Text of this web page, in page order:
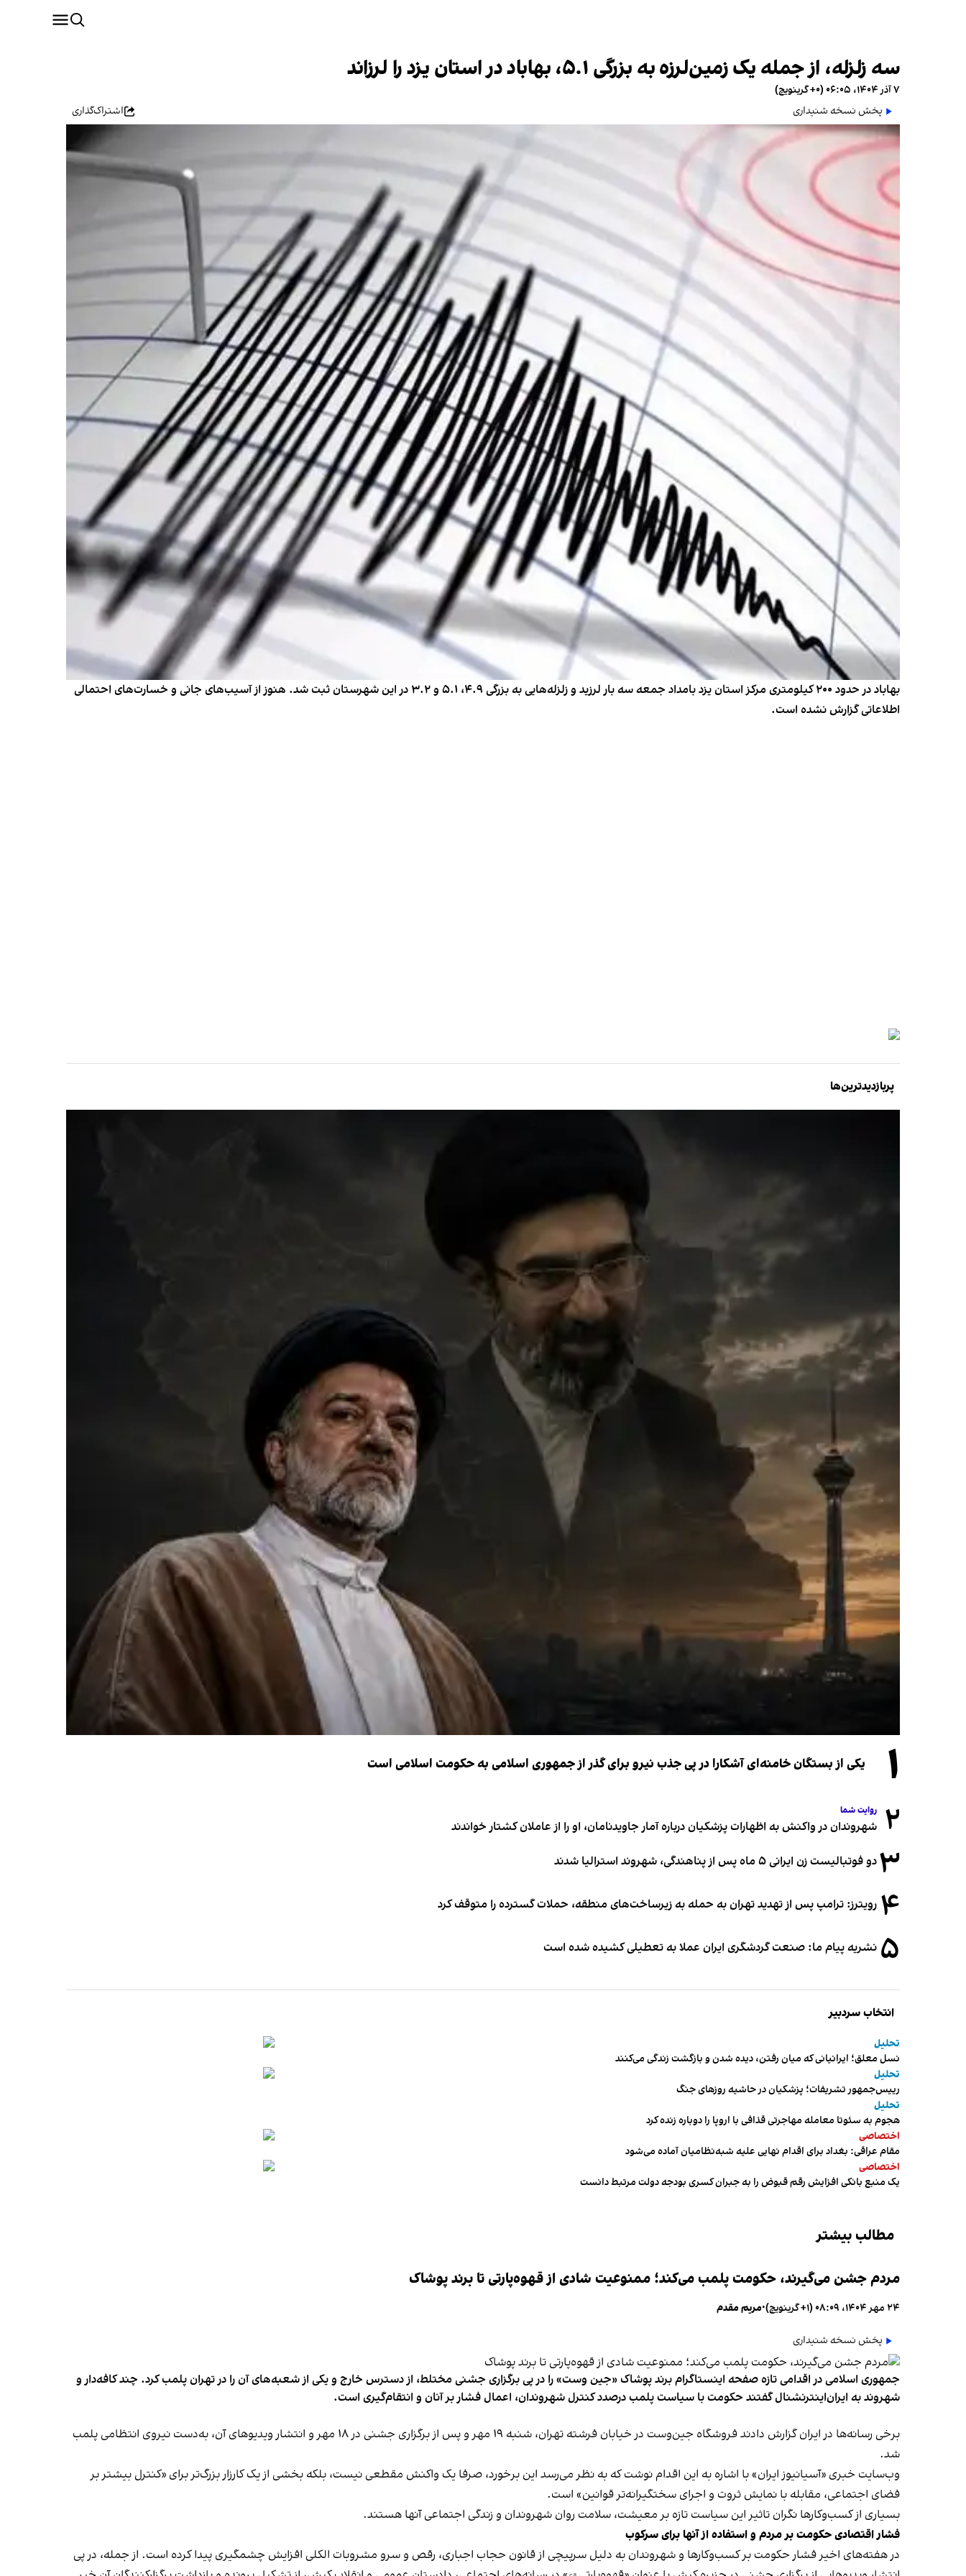
سه زلزله، از جمله یک زمین‌لرزه به بزرگی ۵.۱، بهاباد در استان یزد را لرزاند
۷ آذر ۱۴۰۴، ۰۶:۰۵ (‎+۰ گرینویچ)
پخش نسخه شنیداری
اشتراک‌گذاری
بهاباد در حدود ۲۰۰ کیلومتری مرکز استان یزد بامداد جمعه سه بار لرزید و زلزله‌هایی به بزرگی ۴.۹، ۵.۱ و ۳.۲ در این شهرستان ثبت شد. هنوز از آسیب‌های جانی و خسارت‌های احتمالی
اطلاعاتی گزارش نشده است.
پربازدیدترین‌ها
۱ یکی از بستگان خامنه‌ای آشکارا در پی جذب نیرو برای گذر از جمهوری اسلامی به حکومت اسلامی است
۲ روایت شما
شهروندان در واکنش به اظهارات پزشکیان درباره آمار جاویدنامان، او را از عاملان کشتار خواندند
۳دو فوتبالیست زن ایرانی ۵ ماه پس از پناهندگی، شهروند استرالیا شدند
۴ رویترز: ترامپ پس از تهدید تهران به حمله به زیرساخت‌های منطقه، حملات گسترده را متوقف کرد
۵ نشریه پیام ما: صنعت گردشگری ایران عملا به تعطیلی کشیده شده است
انتخاب سردبیر
تحلیل
نسل معلق؛ ایرانیانی که میان رفتن، دیده شدن و بازگشت زندگی می‌کنند
تحلیل
رییس‌جمهور تشریفات؛ پزشکیان در حاشیه روزهای جنگ
تحلیل
هجوم به سئوتا معامله مهاجرتی قذافی با اروپا را دوباره زنده کرد
اختصاصی
مقام عراقی: بغداد برای اقدام نهایی علیه شبه‌نظامیان آماده می‌شود
اختصاصی
یک منبع بانکی افزایش رقم قبوض را به جبران کسری بودجه دولت مرتبط دانست
مطالب بیشتر
مردم جشن می‌گیرند، حکومت پلمب می‌کند؛ ممنوعیت شادی از قهوه‌پارتی تا برند پوشاک
۲۴ مهر ۱۴۰۴، ۰۸:۰۹ (‎+۱ گرینویچ) •مریم مقدم
پخش نسخه شنیداری
جمهوری اسلامی در اقدامی تازه صفحه اینستاگرام برند پوشاک «جین وست» را در پی برگزاری جشنی مختلط، از دسترس خارج و یکی از شعبه‌های آن را در تهران پلمب کرد. چند کافه‌‌دار و
شهروند به ایران‌اینترنشنال گفتند حکومت با سیاست پلمب درصدد کنترل شهروندان، اعمال فشار بر آنان و انتقام‌گیری است.
برخی رسانه‌ها در ایران گزارش دادند فروشگاه جین‌وست در خیابان فرشته تهران، شنبه ۱۹ مهر و پس از برگزاری جشنی در ۱۸ مهر و انتشار ویدیوهای آن، به‌دست نیروی انتظامی پلمب
شد.
وب‌سایت خبری «آسیانیوز ایران» با اشاره به این اقدام نوشت که به نظر می‌رسد این برخورد، صرفا یک واکنش مقطعی نیست، بلکه بخشی از یک کارزار بزرگ‌تر برای «کنترل بیشتر بر
فضای اجتماعی، مقابله با نمایش ثروت و اجرای سختگیرانه‌تر قوانین» است.
بسیاری از کسب‌وکارها نگران تاثیر این سیاست‌ تازه بر معیشت، سلامت روان شهروندان و زندگی اجتماعی آنها هستند.
فشار اقتصادی حکومت بر مردم و استفاده از آنها برای سرکوب
در هفته‌های اخیر فشار حکومت بر کسب‌وکارها و شهروندان به دلیل سرپیچی از قانون حجاب اجباری، رقص و سرو مشروبات الکلی افزایش چشمگیری پیدا کرده است. از جمله، در پی